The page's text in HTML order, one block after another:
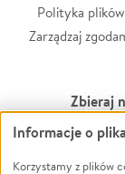
Polityka
Zarządzaj
Zbieraj
Leczenie
Informacje o
Korzystamy z plików